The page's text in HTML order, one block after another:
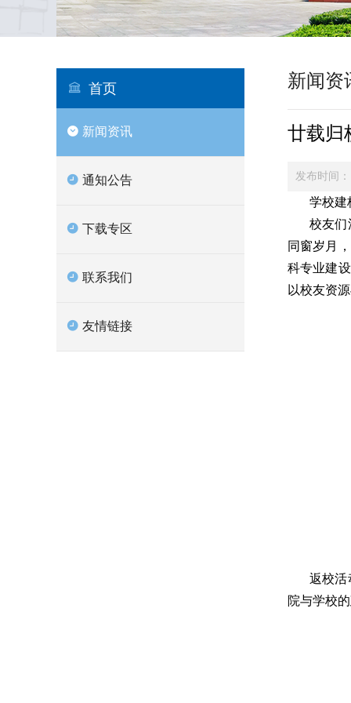
首页
新闻资讯
通知公告
下载专区
联系我们
友情链接
新闻资
廿载归
发布时间：
学校建
校友们
同窗岁月
科专业建
以校友资
返校活
院与学校